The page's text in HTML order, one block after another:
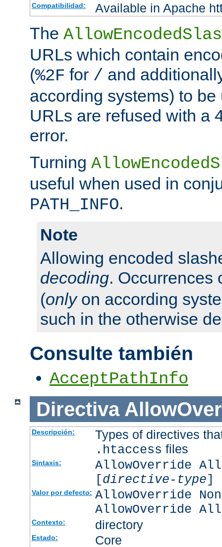
Compatibilidad: Available in Apache
The
URLs which contain
(%2F for / and
according systems) to
URLs are refused with a
error.
Turning
useful when used in
PATH_INFO.
Note
Allowing encoded
decoding. Occurrences
(onlyon according
such in the otherwise
Consulte también
AcceptPathInfo
Directiva
Descripción: Types of directives
.htaccess files
Sintaxis:
AllowOverride
[directive-type]
Valor por defecto: AllowOverride
AllowOverride
Contexto: directory
Estado: Core